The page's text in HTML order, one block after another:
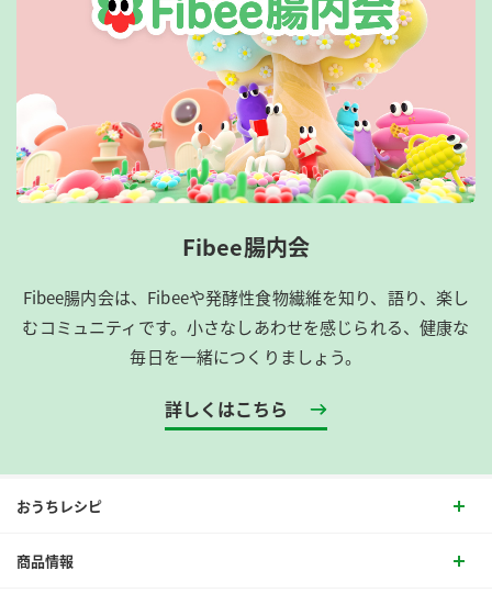
Fibee腸内会
Fibee腸内会は、​Fibeeや発酵性食物繊維を知り、語り、楽し
むコミュニティです。​小さなしあわせを感じられる、健康な
毎日を一緒につくりましょう。
詳しくはこちら
おうちレシピ
商品情報